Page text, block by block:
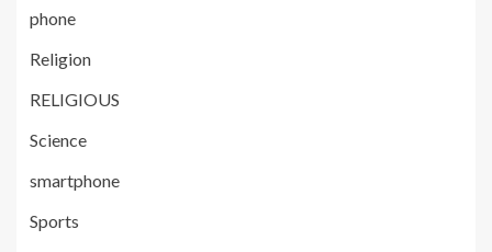
phone
Religion
RELIGIOUS
Science
smartphone
Sports